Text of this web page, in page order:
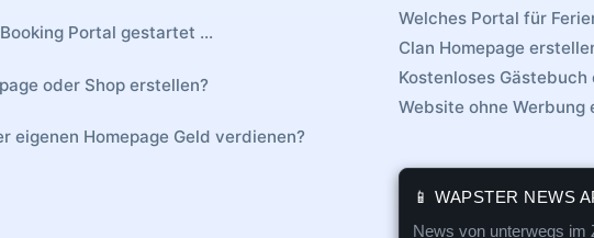
Booking Portal gestartet ...
oder Shop erstellen?
eigenen Homepage Geld verdienen?
Welches Portal für
Clan Homepage
Kostenloses Gästebuch
Website ohne Werbung
📱 WAPSTER NEWS
News von unterwegs im